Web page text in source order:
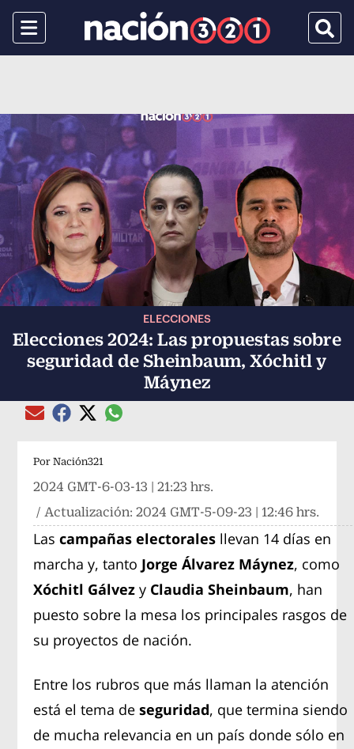
Menu
ELECCIONES
Elecciones 2024: Las propuestas sobre
seguridad de Sheinbaum, Xóchitl y
Máynez
Compartir el artículo actual mediante Email
Compartir el artículo actual mediante Facebook
Compartir el artículo actual mediante Twitter
Compartir el artículo actual mediante
Por Nación321
2024 GMT-6-03-13 | 21:23 hrs.
/ Actualización:2024 GMT-5-09-23 | 12:46 hrs.
Lascampañas electorales llevan 14 días en
marcha y, tanto Jorge Álvarez Máynez, como
Xóchitl Gálvezy Claudia Sheinbaum, han
puesto sobre la mesa los principales rasgos de
su proyectos de nación.
Entre los rubros que más llaman la atención
está el tema deseguridad, que termina siendo
de mucha relevancia en un país donde sólo en